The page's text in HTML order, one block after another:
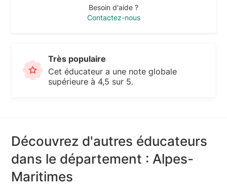
Besoin d'aide ?
Contactez-nous
Très populaire
Cet éducateur a une note globale
supérieure à 4,5 sur 5.
Découvrez d'autres éducateurs
dans le département : Alpes-
Maritimes